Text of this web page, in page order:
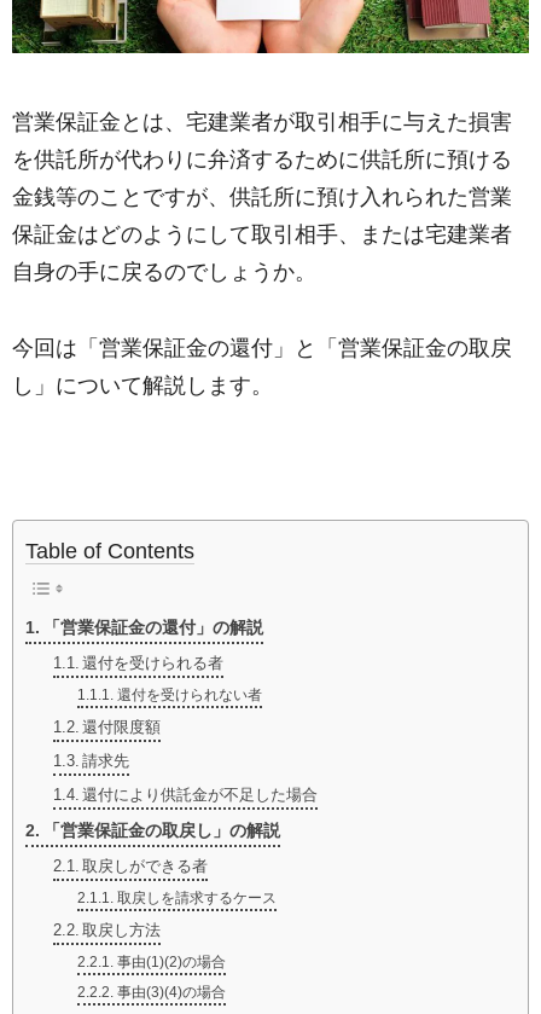
営業保証金とは、宅建業者が取引相手に与えた損害
を供託所が代わりに弁済するために供託所に預ける
金銭等のことですが、 供託所に預け入れられた営業
保証金はどのようにして取引相手、または宅建業者
自身の手に戻るのでしょうか。
今回は「営業保証金の還付」と「営業保証金の取戻
し」について解説します。
Table of Contents
「営業保証金の還付」の解説
還付を受けられる者
還付を受けられない者
還付限度額
請求先
還付により供託金が不足した場合
「営業保証金の取戻し」の解説
取戻しができる者
取戻しを請求するケース
取戻し方法
事由(1)(2)の場合
事由(3)(4)の場合